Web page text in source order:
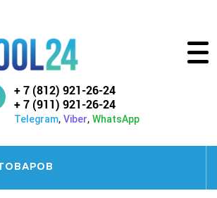
+ 7 (812) 921-26-24
+ 7 (911) 921-26-24
Telegram, Viber, WhatsApp